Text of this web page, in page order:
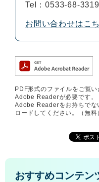
Tel：0533-68-3319
お問い合わせはこ
PDF形式のファイルをご覧
Adobe Readerが必要です。
Adobe Readerをお持ちでな
ロードしてください。（無料
おすすめコンテン